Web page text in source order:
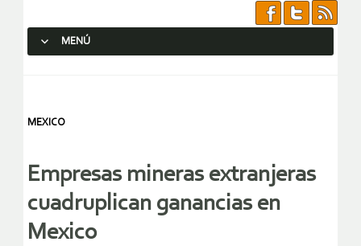
MENÚ
MEXICO
Empresas mineras extranjeras
cuadruplican ganancias en
Mexico